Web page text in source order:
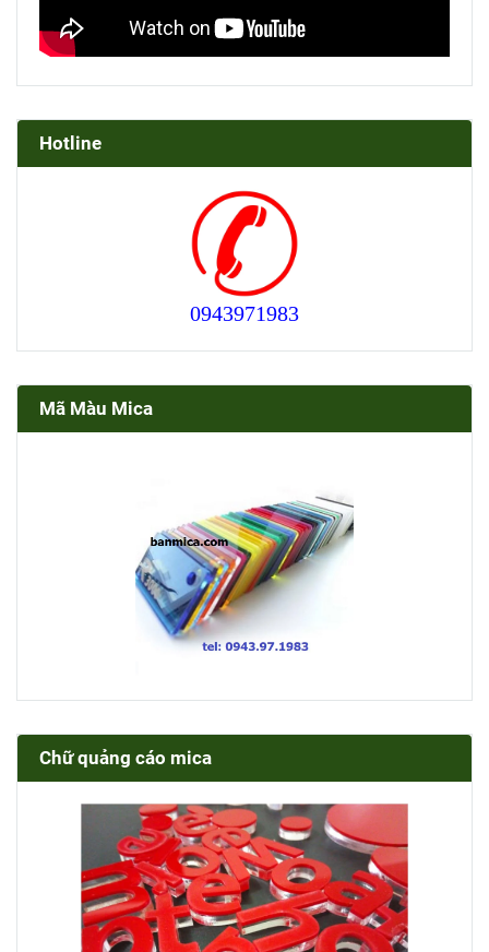
Hotline
0943971983
Mã Màu Mica
Chữ quảng cáo mica